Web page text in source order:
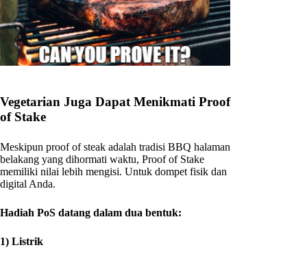
Vegetarian Juga Dapat Menikmati Proof
of Stake
Meskipun proof of steak adalah tradisi BBQ halaman
belakang yang dihormati waktu, Proof of Stake
memiliki nilai lebih mengisi. Untuk dompet fisik dan
digital Anda.
Hadiah PoS datang dalam dua bentuk:
1) Listrik